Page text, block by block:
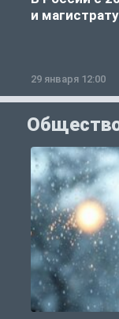
и
29 января 12:00